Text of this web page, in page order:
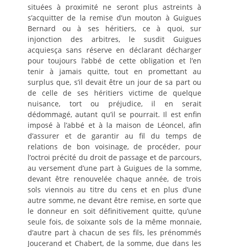
situées à proximité ne seront plus astreints à
s’acquitter de la remise d’un mouton à Guigues
Bernard ou à ses héritiers, ce à quoi, sur
injonction des arbitres, le susdit Guigues
acquiesça sans réserve en déclarant décharger
pour toujours l’abbé de cette obligation et l’en
tenir à jamais quitte, tout en promettant au
surplus que, s’il devait être un jour de sa part ou
de celle de ses héritiers victime de quelque
nuisance, tort ou préjudice, il en serait
dédommagé, autant qu’il se pourrait. Il est enfin
imposé à l’abbé et à la maison de Léoncel, afin
d’assurer et de garantir au fil du temps de
relations de bon voisinage, de procéder, pour
l’octroi précité du droit de passage et de parcours,
au versement d’une part à Guigues de la somme,
devant être renouvelée chaque année, de trois
sols viennois au titre du cens et en plus d’une
autre somme, ne devant être remise, en sorte que
le donneur en soit définitivement quitte, qu’une
seule fois, de soixante sols de la même monnaie,
d’autre part à chacun de ses fils, les prénommés
Joucerand et Chabert, de la somme, due dans les